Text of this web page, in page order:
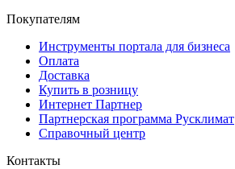
Покупателям
Инструменты портала для бизнеса
Оплата
Доставка
Купить в розницу
Интернет Партнер
Партнерская программа Русклимат
Справочный центр
Контакты